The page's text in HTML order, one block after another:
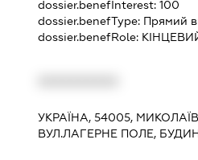
dossier.benefInterest: 100
dossier.benefType: Прямий
dossier.benefRole:
УКРАЇНА, 54005,
ВУЛ.ЛАГЕРНЕ ПОЛЕ,